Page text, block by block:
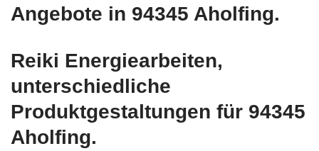
Angebote in 94345 Aholfing.
Reiki Energiearbeiten,
unterschiedliche
Produktgestaltungen für 94345
Aholfing.